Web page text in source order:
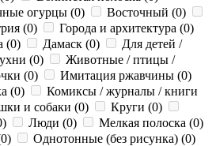
огурцы (0) Восточный (0)
(0) Города и архитектура (0)
(0) Дамаск (0)
Для детей /
(0)
Животные / птицы /
(0) Имитация ржавчины (0)
(0)
Комиксы / журналы / книги
и собаки (0) Круги (0)
) Люди (0) Мелкая полоска (0)
0) Однотонные (без рисунка) (0)